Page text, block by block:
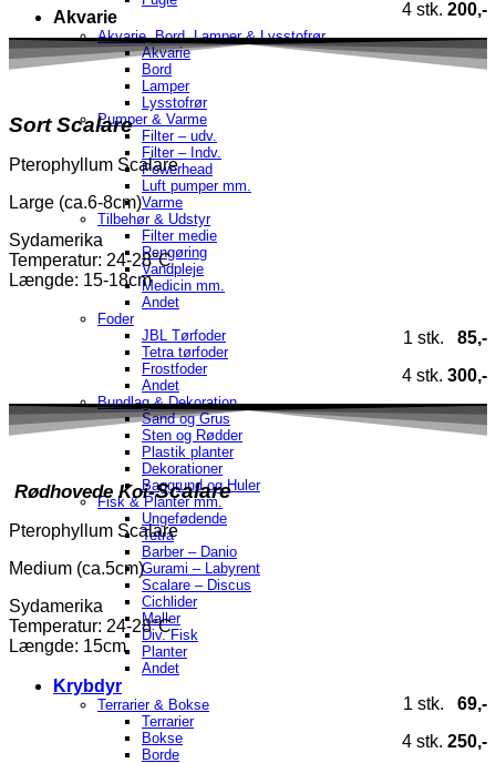
Akvarie
Akvarie, Bord, Lamper & Lysstofrør
Akvarie
Bord
Lamper
Lysstofrør
Pumper & Varme
Filter – udv.
Filter – Indv.
Powerhead
Luft pumper mm.
Varme
Tilbehør & Udstyr
Filter medie
Rengøring
Vandpleje
Medicin mm.
Andet
Foder
JBL Tørfoder
Tetra tørfoder
Frostfoder
Andet
Bundlag & Dekoration
Sand og Grus
Sten og Rødder
Plastik planter
Dekorationer
Baggrund og Huler
Fisk & Planter mm.
Ungefødende
Tetra
Barber – Danio
Gurami – Labyrent
Scalare – Discus
Cichlider
Maller
Div. Fisk
Planter
Andet
Krybdyr
Terrarier & Bokse
Terrarier
Bokse
Borde
4 stk. 200,-
SortScalare
Pterophyllum Scalare
Large (ca.6-8cm)
Sydamerika
Temperatur: 24-28°C
Længde: 15-18cm
1 stk. 85,-
4 stk. 300,-
Rødhovede Koi-Scalare
Pterophyllum Scalare
Medium (ca.5cm)
Sydamerika
Temperatur: 24-28°C
Længde: 15cm
1 stk. 69,-
4 stk. 250,-